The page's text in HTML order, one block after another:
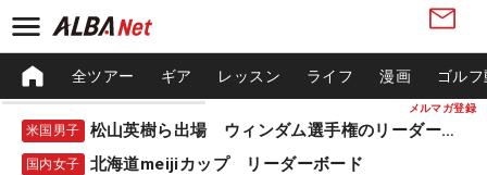
メルマガ登録
全ツアー ギア レッスン ライフ 漫画 ゴル
米国男子 松山英樹ら出場 ウィンダム選手権のリーダーボード
国内女子 北海道meijiカップ リーダーボード